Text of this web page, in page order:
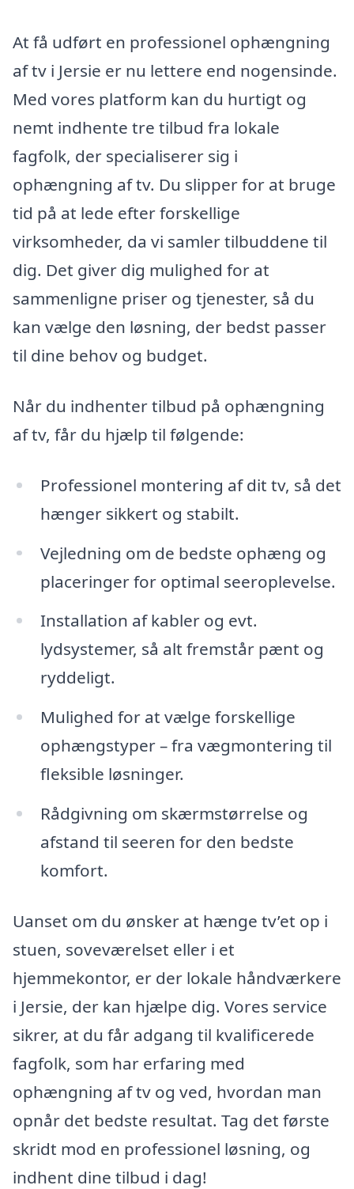
At få udført en professionel ophængning
af tv i Jersie er nu lettere end nogensinde.
Med vores platform kan du hurtigt og
nemt indhente tre tilbud fra lokale
fagfolk, der specialiserer sig i
ophængning af tv. Du slipper for at bruge
tid på at lede efter forskellige
virksomheder, da vi samler tilbuddene til
dig. Det giver dig mulighed for at
sammenligne priser og tjenester, så du
kan vælge den løsning, der bedst passer
til dine behov og budget.
Når du indhenter tilbud på ophængning
af tv, får du hjælp til følgende:
Professionel montering af dit tv, så det
hænger sikkert og stabilt.
Vejledning om de bedste ophæng og
placeringer for optimal seeroplevelse.
Installation af kabler og evt.
lydsystemer, så alt fremstår pænt og
ryddeligt.
Mulighed for at vælge forskellige
ophængstyper – fra vægmontering til
fleksible løsninger.
Rådgivning om skærmstørrelse og
afstand til seeren for den bedste
komfort.
Uanset om du ønsker at hænge tv’et op i
stuen, soveværelset eller i et
hjemmekontor, er der lokale håndværkere
i Jersie, der kan hjælpe dig. Vores service
sikrer, at du får adgang til kvalificerede
fagfolk, som har erfaring med
ophængning af tv og ved, hvordan man
opnår det bedste resultat. Tag det første
skridt mod en professionel løsning, og
indhent dine tilbud i dag!